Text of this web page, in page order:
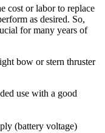
cost or labor to replace
as desired. So,
for many years of
bow or stern thruster
use with a good
(battery voltage)